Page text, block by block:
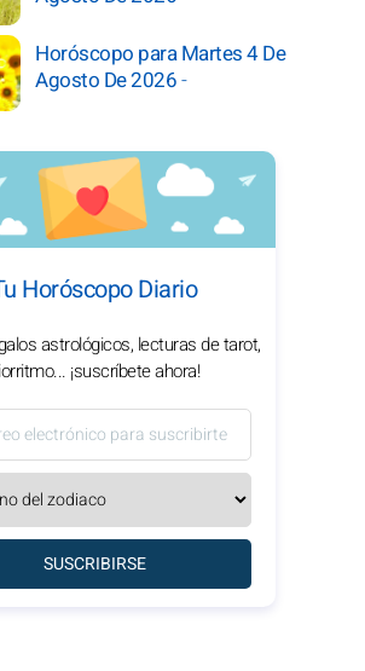
Horóscopo para Martes 4 De
Agosto De 2026-
Horóscopo Diario
astrológicos, lecturas de tarot,
¡suscríbete ahora!
SUSCRIBIRSE